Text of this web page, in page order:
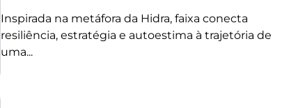
Inspirada na metáfora da Hidra, faixa conecta
resiliência, estratégia e autoestima à trajetória de
uma...